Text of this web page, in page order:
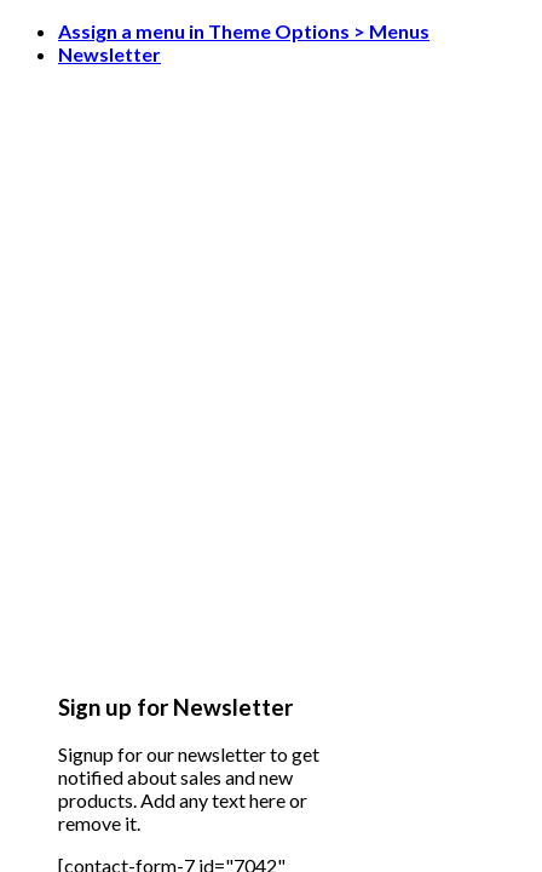
Skip
Assign a menu in Theme Options > Menus
Newsletter
Sign up for Newsletter
Signup for our newsletter to get
notified about sales and new
products. Add any text here or
remove it.
[contact-form-7 id="7042"